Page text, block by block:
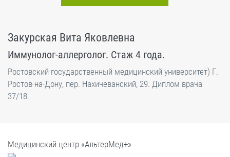
Закурская Вита Яковлевна
Иммунолог-аллерголог. Стаж 4 года.
Ростовский государственный медицинский университет) Г.
Ростов-на-Дону, пер. Нахичеванский, 29. Диплом врача
37/18.
Медицинский центр «АльтерМед+»